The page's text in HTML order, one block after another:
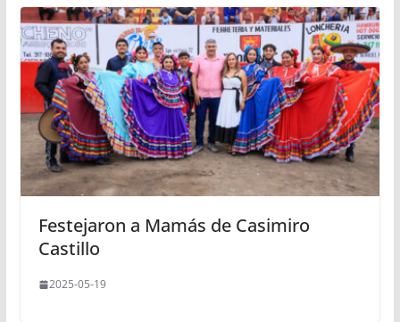
Festejaron a Mamás de Casimiro
Castillo
2025-05-19